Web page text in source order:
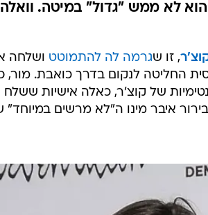
לא ממש "גדול" במיטה.
, זו שגרמה לה להתמוטט ושלחה
החליטה לנקום בדרך כואבת. מור,
של קוצ'ר, כאלה אישיות ששלח
איבר מינו ה"לא מרשים במיוחד"